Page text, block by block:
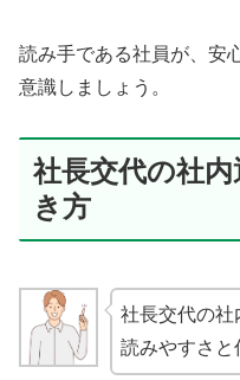
読み手である社員が、安
意識しましょう。
社長交代の社
き方
社長交代の社
読みやすさと